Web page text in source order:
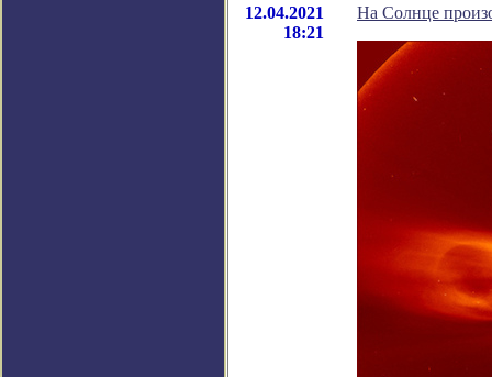
12.04.2021
18:21
На Солнце